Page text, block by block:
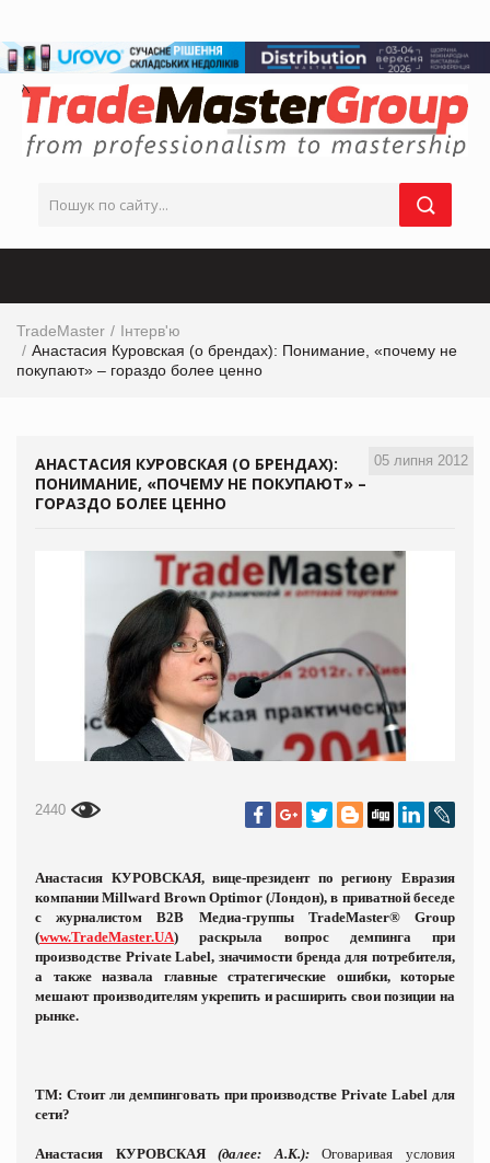
TradeMaster
Інтерв'ю
Анастасия Куровская (о брендах): Понимание, «почему не
покупают» – гораздо более ценно
05 липня 2012
АНАСТАСИЯ КУРОВСКАЯ (О БРЕНДАХ):
ПОНИМАНИЕ, «ПОЧЕМУ НЕ ПОКУПАЮТ» –
ГОРАЗДО БОЛЕЕ ЦЕННО
2440
Анастасия КУРОВСКАЯ, вице-президент по региону Евразия
компании Millward Brown Optimor (Лондон), в приватной беседе
с журналистом В2В Медиа-группы
TradeMaster® Group
(www.TradeMaster.UA) раскрыла вопрос демпинга при
производстве Private Label, значимости бренда для потребителя,
а также назвала главные стратегические ошибки, которые
мешают производителям укрепить и расширить свои позиции на
рынке.
ТМ: Стоит ли демпинговать при производствеPrivate Label для
сети?
Анастасия КУРОВСКАЯ(далее: А.К.):Оговаривая условия